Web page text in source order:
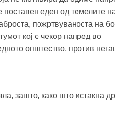
поставен еден од темелите на
пожртвуваноста на
кој е чекор напред во
општество, против
зашто, како што истакна